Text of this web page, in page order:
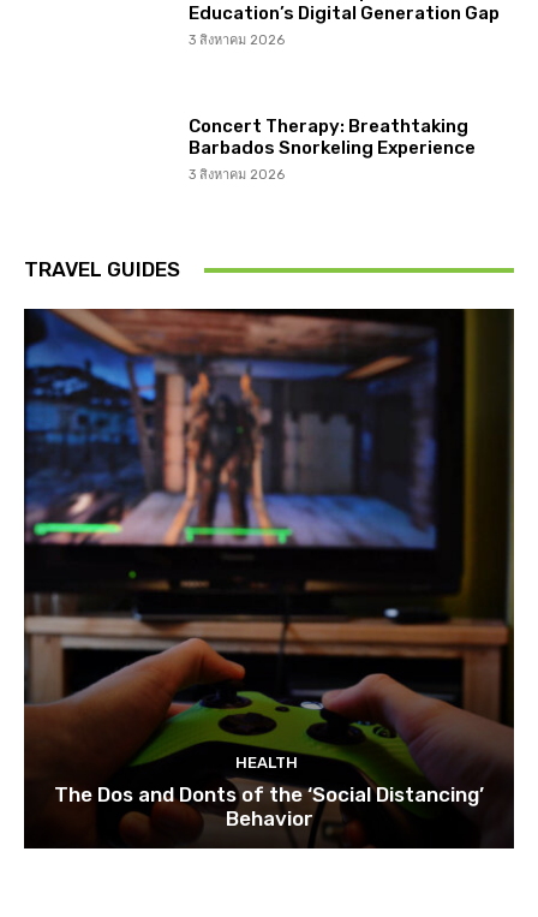
Education’s Digital Generation Gap
3 สิงหาคม 2026
Concert Therapy: Breathtaking
Barbados Snorkeling Experience
3 สิงหาคม 2026
TRAVEL GUIDES
HEALTH
The Dos and Donts of the ‘Social Distancing’
Behavior